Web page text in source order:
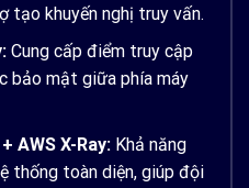
tạo khuyến nghị truy vấn.
Cung cấp điểm truy cập
bảo mật giữa phía máy
AWS X-Ray: Khả năng
thống toàn diện, giúp đội